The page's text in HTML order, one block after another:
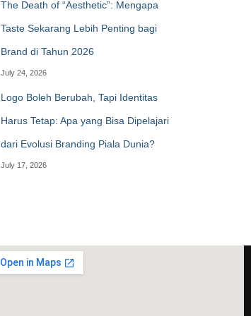
The Death of “Aesthetic”: Mengapa
Taste Sekarang Lebih Penting bagi
Brand di Tahun 2026
July 24, 2026
Logo Boleh Berubah, Tapi Identitas
Harus Tetap: Apa yang Bisa Dipelajari
dari Evolusi Branding Piala Dunia?
July 17, 2026